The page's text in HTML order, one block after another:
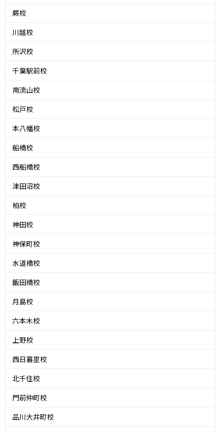
蕨校
川越校
所沢校
千葉駅前校
南流山校
松戸校
本八幡校
船橋校
西船橋校
津田沼校
柏校
神田校
神保町校
水道橋校
飯田橋校
月島校
六本木校
上野校
西日暮里校
北千住校
門前仲町校
品川大井町校